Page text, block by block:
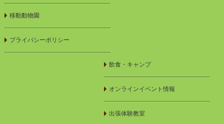
移動動物園
プライバシーポリシー
飲食・キャンプ
オンラインイベント情報
出張体験教室